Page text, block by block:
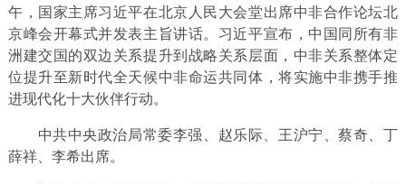
午，国家主席习近平在北京人民大会堂出席中非合作论坛北
京峰会开幕式并发表主旨讲话。习近平宣布，中国同所有非
洲建交国的双边关系提升到战略关系层面，中非关系整体定
位提升至新时代全天候中非命运共同体，将实施中非携手推
进现代化十大伙伴行动。
中共中央政治局常委李强、赵乐际、王沪宁、蔡奇、丁
薛祥、李希出席。